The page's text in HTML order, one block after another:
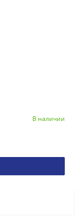
В наличии